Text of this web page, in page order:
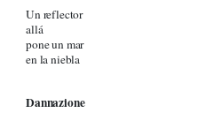
Un reflector
allá
pone un mar
en la niebla
Dannazione